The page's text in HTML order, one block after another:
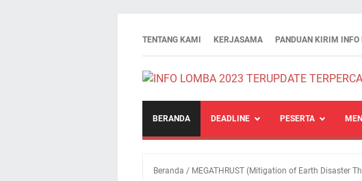
TENTANG KAMI KERJASAMA PANDUAN KIRIM
BERANDA DEADLINE PESERTA
Beranda / MEGATHRUST (Mitigation of Earth Disaster